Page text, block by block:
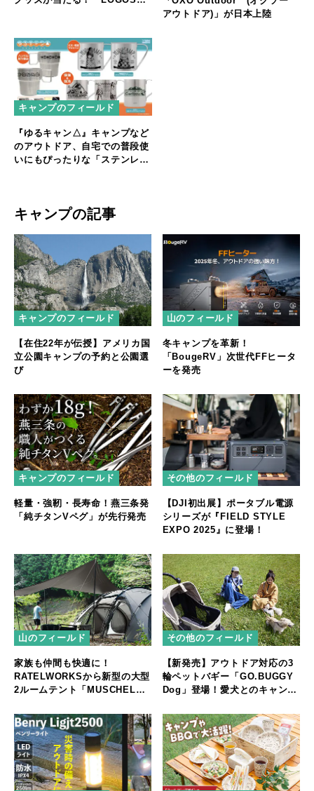
アウトドア)」が日本上陸
キャンプのフィールド
『ゆるキャン△』キャンプなど
のアウトドア、自宅での普段使
いにもぴったりな「ステンレス
キャンプの記事
キャンプのフィールド
【在住22年が伝授】アメリカ国
立公園キャンプの予約と公園選
び
山のフィールド
冬キャンプを革新！
「BougeRV」次世代FFヒータ
ーを発売
キャンプのフィールド
軽量・強靭・長寿命！燕三条発
「純チタンVペグ」が先行発売
その他のフィールド
【DJI初出展】ポータブル電源
シリーズが『FIELD STYLE
EXPO 2025』に登場！
山のフィールド
家族も仲間も快適に！
RATELWORKSから新型の大型
2ルームテント「MUSCHEL」
その他のフィールド
【新発売】アウトドア対応の3
輪ペットバギー「GO.BUGGY
Dog」登場！愛犬とのキャンプ